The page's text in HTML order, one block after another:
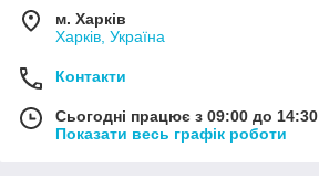
м. Харків
Харків, Україна
Контакти
Сьогодні працює з 09:00 до 14:30
Показати весь графік роботи